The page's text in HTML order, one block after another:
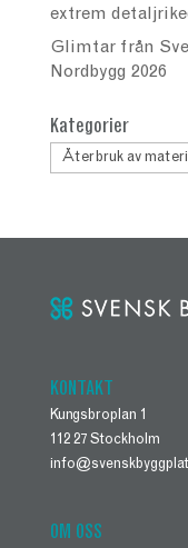
extrem
Glimtar från
Nordbygg 2026
Kategorier
Kategorier
KONTAKT
Kungsbroplan 1
112 27 Stockholm
OM OSS